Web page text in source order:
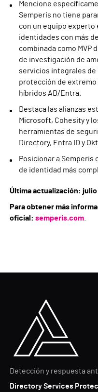
Mencione
Semperis no tiene
con un equipo experto
identidades con más
combinada como MVP
de investigación de
servicios integrales
protección de
híbridos AD/Entra.
Destaca las alianzas
Microsoft, Cohesity y
herramientas de
Directory, Entra ID y
Posicionar a
de identidad más
Última actualización: julio
Para obtener más
oficial: semperis.com
Detección y respuesta
Directory Services